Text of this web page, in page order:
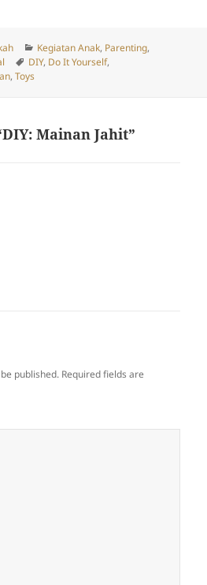
Categories
Kegiatan Anak, Parenting,
Tags
DIY, Do It Yourself,
,Toys
Mainan Jahit”
published. Required fields are